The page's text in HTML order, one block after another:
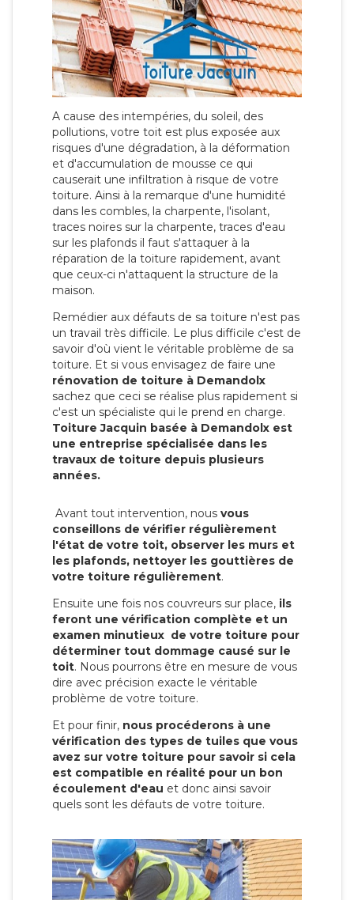
A cause des intempéries, du soleil, des
pollutions, votre toit est plus exposée aux
risques d'une dégradation, à la déformation
et d'accumulation de mousse ce qui
causerait une infiltration à risque de votre
toiture. Ainsi à la remarque d'une humidité
dans les combles, la charpente, l'isolant,
traces noires sur la charpente, traces d'eau
sur les plafonds il faut s'attaquer à la
réparation de la toiture rapidement, avant
que ceux-ci n'attaquent la structure de la
maison.
Remédier aux défauts de sa toiture n'est pas
un travail très difficile. Le plus difficile c'est de
savoir d'où vient le véritable problème de sa
toiture. Et si vous envisagez de faire une
rénovation de toiture à Demandolx
sachez que ceci se réalise plus rapidement si
c'est un spécialiste qui le prend en charge.
Toiture Jacquin basée à Demandolx est
une entreprise spécialisée dans les
travaux de toiture depuis plusieurs
années.
Avant tout intervention, nous vous
conseillons de vérifier régulièrement
l'état de votre toit, observer les murs et
les plafonds, nettoyer les gouttières de
votre toiture régulièrement.
Ensuite une fois nos couvreurs sur place, ils
feront une vérification complète et un
examen minutieux de votre toiture pour
déterminer tout dommage causé sur le
toit. Nous pourrons être en mesure de vous
dire avec précision exacte le véritable
problème de votre toiture.
Et pour finir, nous procéderons à une
vérification des types de tuiles que vous
avez sur votre toiture pour savoir si cela
est compatible en réalité pour un bon
écoulement d'eau et donc ainsi savoir
quels sont les défauts de votre toiture.